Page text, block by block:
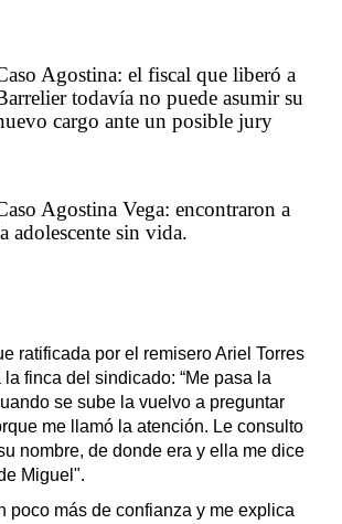
Agostina: el fiscal que liberó a
todavía no puede asumir su
cargo ante un posible jury
Agostina Vega: encontraron a
adolescente sin vida.
ratificada por el remisero Ariel Torres
finca del sindicado: “Me pasa la
se sube la vuelvo a preguntar
me llamó la atención. Le consulto
nombre, de donde era y ella me dice
Miguel".
poco más de confianza y me explica